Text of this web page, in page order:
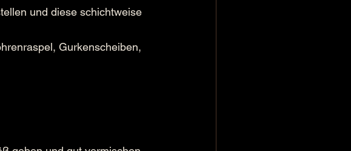
und diese schichtweise
Gurkenscheiben,